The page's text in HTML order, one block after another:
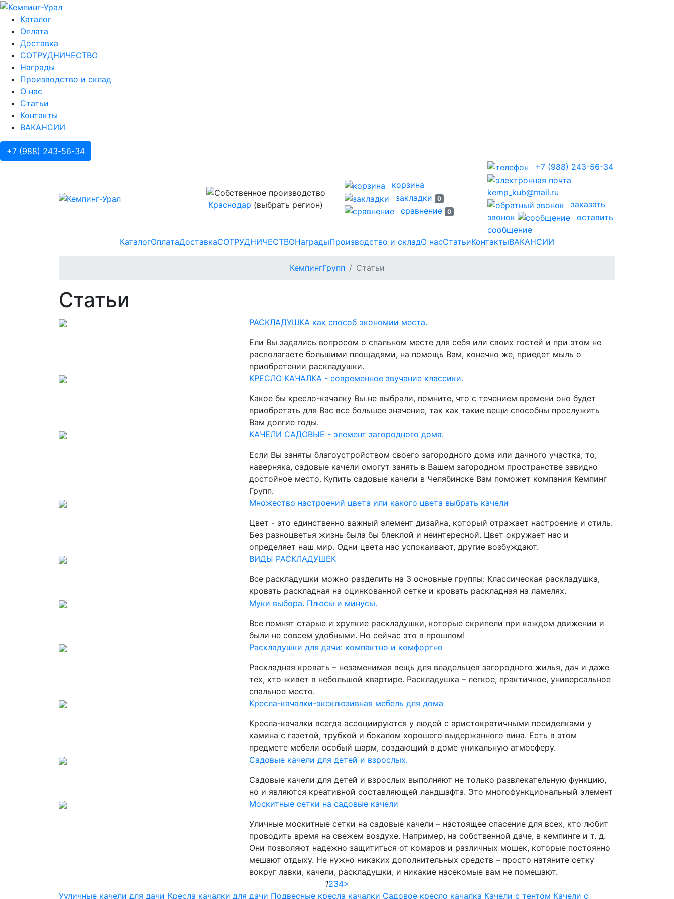
Каталог
Оплата
Доставка
СОТРУДНИЧЕСТВО
Награды
Производство и склад
О нас
Статьи
Контакты
ВАКАНСИИ
+7 (988) 243-56-34
Краснодар (выбрать регион)
корзина
закладки
0
сравнение 0
+7 (988) 243-56-34
kemp_kub@mail.ru
заказать
звонок
оставить
сообщение
КаталогОплатаДоставкаСОТРУДНИЧЕСТВОНаградыПроизводство и складО насСтатьиКонтактыВАКАНСИИ
КемпингГрупп Статьи
Статьи
РАСКЛАДУШКА как способ экономии места.
Ели Вы задались вопросом о спальном месте для себя или своих гостей и при этом не
располагаете большими площадями, на помощь Вам, конечно же, приедет мыль о
приобретении раскладушки.
КРЕСЛО КАЧАЛКА - современное звучание классики.
Какое бы кресло-качалку Вы не выбрали, помните, что с течением времени оно будет
приобретать для Вас все большее значение, так как такие вещи способны прослужить
Вам долгие годы.
КАЧЕЛИ САДОВЫЕ - элемент загородного дома.
Если Вы заняты благоустройством своего загородного дома или дачного участка, то,
наверняка, садовые качели смогут занять в Вашем загородном пространстве завидно
достойное место. Купить садовые качели в Челябинске Вам поможет компания Кемпинг
Групп.
Множество настроений цвета или какого цвета выбрать качели
Цвет - это единственно важный элемент дизайна, который отражает настроение и стиль.
Без разноцветья жизнь была бы блеклой и неинтересной. Цвет окружает нас и
определяет наш мир. Одни цвета нас успокаивают, другие возбуждают.
ВИДЫ РАСКЛАДУШЕК
Все раскладушки можно разделить на 3 основные группы: Классическая раскладушка,
кровать раскладная на оцинкованной сетке и кровать раскладная на ламелях.
Муки выбора. Плюсы и минусы.
Все помнят старые и хрупкие раскладушки, которые скрипели при каждом движении и
были не совсем удобными. Но сейчас это в прошлом!
Раскладушки для дачи: компактно и комфортно
Раскладная кровать – незаменимая вещь для владельцев загородного жилья, дач и даже
тех, кто живет в небольшой квартире. Раскладушка – легкое, практичное, универсальное
спальное место.
Кресла-качалки-эксклюзивная мебель для дома
Кресла-качалки всегда ассоциируются у людей с аристократичными посиделками у
камина с газетой, трубкой и бокалом хорошего выдержанного вина. Есть в этом
предмете мебели особый шарм, создающий в доме уникальную атмосферу.
Садовые качели для детей и взрослых.
Садовые качели для детей и взрослых выполняют не только развлекательную функцию,
но и являются креативной составляющей ландшафта. Это многофункциональный элемент
Москитные сетки на садовые качели
Уличные москитные сетки на садовые качели – настоящее спасение для всех, кто любит
проводить время на свежем воздухе. Например, на собственной даче, в кемпинге и т. д.
Они позволяют надежно защититься от комаров и различных мошек, которые постоянно
мешают отдыху. Не нужно никаких дополнительных средств – просто натяните сетку
вокруг лавки, качели, раскладушки, и никакие насекомые вам не помешают.
1234>
Ууличные качели для дачи Кресла качалки для дачи Подвесные кресла качалки Садовое кресло качалка Качели с тентом Качели с